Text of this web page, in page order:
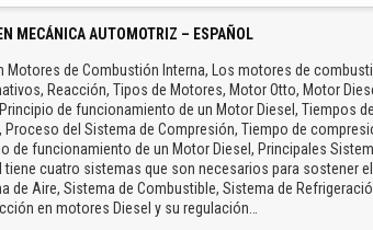
MECÁNICA AUTOMOTRIZ – ESPAÑOL
Motores de Combustión Interna, Los motores de
Reacción, Tipos de Motores, Motor Otto, Motor
de funcionamiento de un Motor Diesel, Tiempos
del Sistema de Compresión, Tiempo de
de funcionamiento de un Motor Diesel, Principales
cuatro sistemas que son necesarios para sostener el
Aire, Sistema de Combustible, Sistema de
en motores Diesel y su regulación…